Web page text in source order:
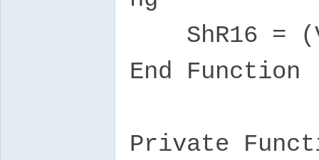
ShR16 =
End Function
Private